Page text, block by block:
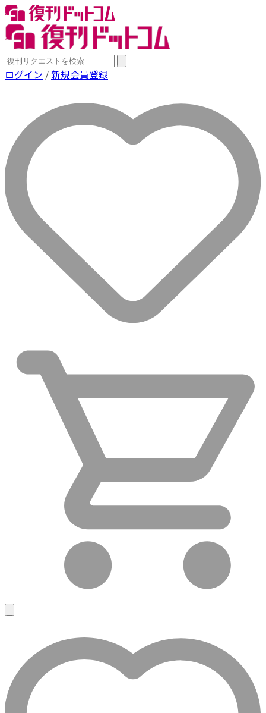
ログイン /新規会員登録